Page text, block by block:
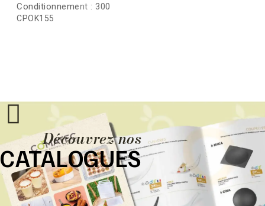
Conditionnement : 300
CPOK155
Découvrez nos
CATALOGUES